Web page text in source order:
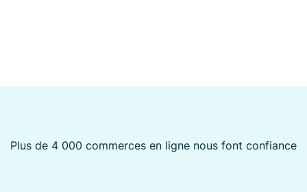
Plus de 4 000 commerces en ligne nous font confiance